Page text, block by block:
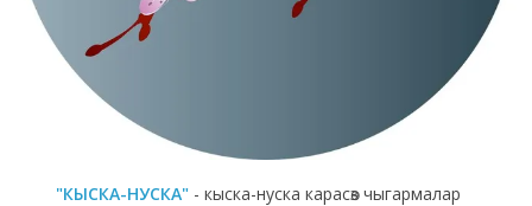
"КЫСКА-НУСКА" - кыска-нуска карасөз чыгармалар